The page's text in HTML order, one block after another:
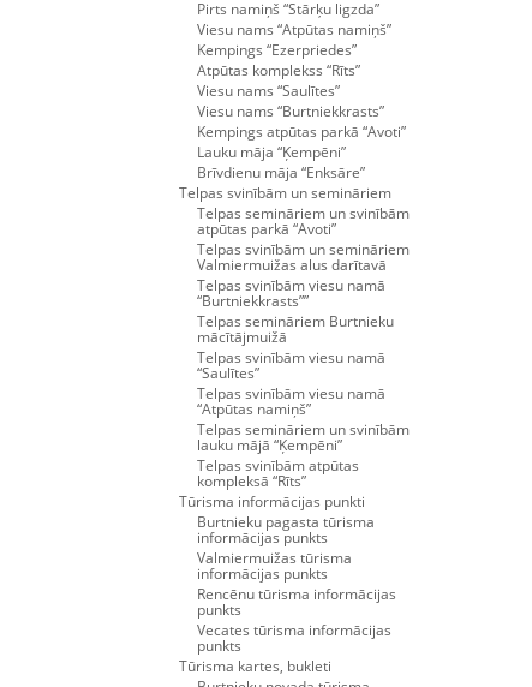
Pirts namiņš “Stārķu ligzda”
Viesu nams “Atpūtas namiņš”
Kempings “Ezerpriedes”
Atpūtas komplekss “Rīts”
Viesu nams “Saulītes”
Viesu nams “Burtniekkrasts”
Kempings atpūtas parkā “Avoti”
Lauku māja “Ķempēni”
Brīvdienu māja “Enksāre”
Telpas svinībām un semināriem
Telpas semināriem un svinībām
atpūtas parkā “Avoti”
Telpas svinībām un semināriem
Valmiermuižas alus darītavā
Telpas svinībām viesu namā
“Burtniekkrasts””
Telpas semināriem Burtnieku
mācītājmuižā
Telpas svinībām viesu namā
“Saulītes”
Telpas svinībām viesu namā
“Atpūtas namiņš”
Telpas semināriem un svinībām
lauku mājā “Ķempēni”
Telpas svinībām atpūtas
kompleksā “Rīts”
Tūrisma informācijas punkti
Burtnieku pagasta tūrisma
informācijas punkts
Valmiermuižas tūrisma
informācijas punkts
Rencēnu tūrisma informācijas
punkts
Vecates tūrisma informācijas
punkts
Tūrisma kartes, bukleti